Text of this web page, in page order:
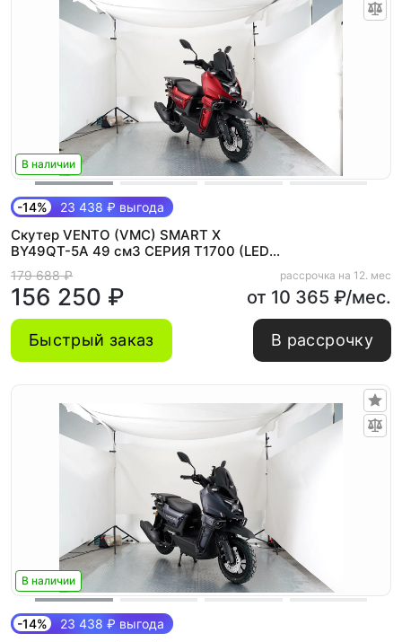
В наличии
-14% 23 438 ₽ выгода
Скутер VENTO (VMC) SMART X
BY49QT-5A 49 см3 СЕРИЯ T1700 (LED
панель, CBS, USB, сигнализация) MATT
RED
179 688 ₽
156 250 ₽
рассрочка на 12. мес
от 10 365 ₽/мес.
Быстрый заказ В рассрочку
В наличии
-14% 23 438 ₽ выгода